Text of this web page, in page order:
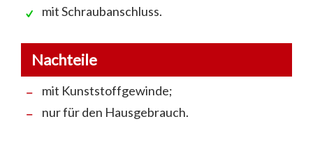
mit Schraubanschluss.
Nachteile
mit Kunststoffgewinde;
nur für den Hausgebrauch.